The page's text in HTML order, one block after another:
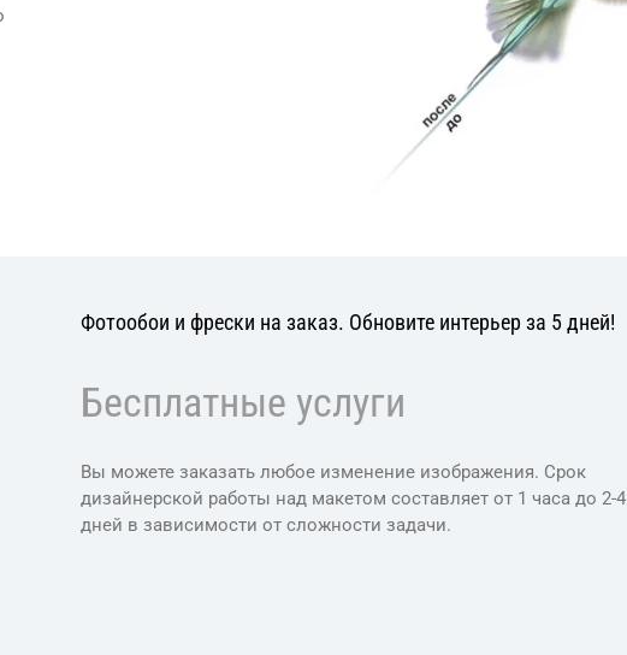
Фотообои и фрески на заказ. Обновите интерьер за 5 дней!
Бесплатные услуги
Вы можете заказать любое изменение изображения. Срок
дизайнерской работы над макетом составляет от 1 часа до 2-4
дней в зависимости от сложности задачи.